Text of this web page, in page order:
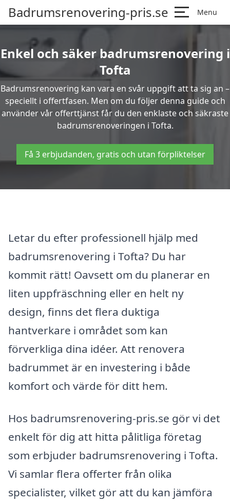
Badrumsrenovering-pris.se Menu
Enkel och säker badrumsrenovering i
Tofta
Badrumsrenovering kan vara en svår uppgift att ta sig an –
speciellt i offertfasen. Men om du följer denna guide och
använder vår offerttjänst får du den enklaste och säkraste
badrumsrenoveringen i Tofta.
Få 3 erbjudanden, gratis och utan förpliktelser
Letar du efter professionell hjälp med
badrumsrenovering i Tofta? Du har
kommit rätt! Oavsett om du planerar en
liten uppfräschning eller en helt ny
design, finns det flera duktiga
hantverkare i området som kan
förverkliga dina idéer. Att renovera
badrummet är en investering i både
komfort och värde för ditt hem.
Hos badrumsrenovering-pris.se gör vi det
enkelt för dig att hitta pålitliga företag
som erbjuder badrumsrenovering i Tofta.
Vi samlar flera offerter från olika
specialister, vilket gör att du kan jämföra